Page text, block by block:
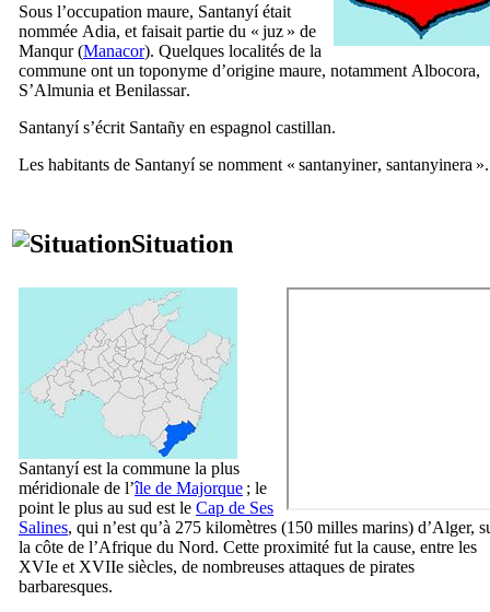
Sous l’occupation maure, Santanyíétait
nommée Adia, et faisait partie du « juz » de
Manqur(Manacor). Quelques localités de la
commune ont un toponyme d’origine maure, notamment Albocora,
S’Almunia et Benilassar.
Santanyís’écrit Santañy en espagnol castillan.
Les habitants de Santanyíse nomment « santanyiner, santanyinera ».
Situation
Santanyíest la commune la plus
méridionale de l’île de Majorque ; le
point le plus au sud est le Cap de Ses
Salines, qui n’est qu’à 275 kilomètres (150 milles marins) d’Alger,
la côte de l’Afrique du Nord. Cette proximité fut la cause, entre les
XVIe et XVIIe siècles, de nombreuses attaques de pirates
barbaresques.